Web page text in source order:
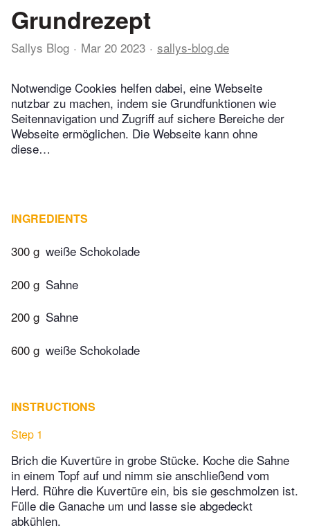
Grundrezept
Sallys Blog Mar 20 2023 sallys-blog.de
Notwendige Cookies helfen dabei, eine Webseite
nutzbar zu machen, indem sie Grundfunktionen wie
Seitennavigation und Zugriff auf sichere Bereiche der
Webseite ermöglichen. Die Webseite kann ohne
diese…
INGREDIENTS
300 g weiße Schokolade
200 g Sahne
200 g Sahne
600 g weiße Schokolade
INSTRUCTIONS
Step 1
Brich die Kuvertüre in grobe Stücke. Koche die Sahne
in einem Topf auf und nimm sie anschließend vom
Herd. Rühre die Kuvertüre ein, bis sie geschmolzen ist.
Fülle die Ganache um und lasse sie abgedeckt
abkühlen.